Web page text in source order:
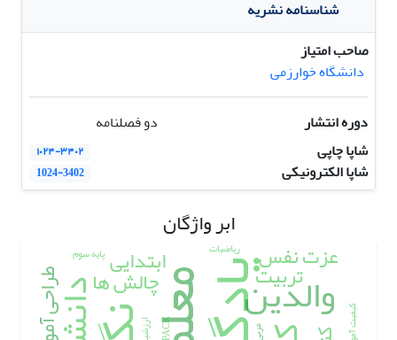
شناسنامه نشریه
صاحب امتیاز
دانشگاه خوارزمی
دوره انتشار
دو فصلنامه
شاپا چاپی
۱۰۲۴-۳۴۰۲
شاپا الکترونیکی 1024-3402
ابر واژگان
والدین
عزت نفس
چالش ها
ابتدایی تربیت
پایه سوم ریاضیات
TPACK مربی